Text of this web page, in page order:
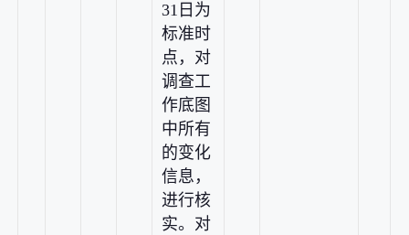
31日为
标准时
点，对
调查工
作底图
中所有
的变化
信息，
进行核
实。对